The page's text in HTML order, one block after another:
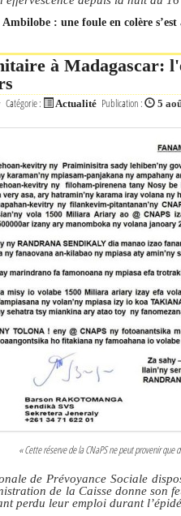
: une foule en colère
à Madagascar:
Catégorie : Actualité Publication : 5
« Cette réserve de la CNaPS ne peut provenir que
de Prévoyance Sociale
de la Caisse donne son
perdu leur emploi durant